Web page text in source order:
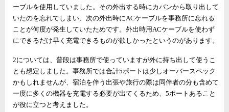
ーブルを使用していました。その外出する時にカバンから取り出して
いたのを忘れてしまい、次の外出時にACケーブルを事務所に忘れる
ことが何度が発生していたためです。外出時用ACケーブルを使わず
にできるだけ早く充電できるものが欲しかったというのがあります。
2については、普段は事務所で使っていますが外に持ち出して使うこ
とも想定しました。事務所では合計5ポートは少しオーバースペック
かもしれませんが、宿泊を伴う出張や旅行の際は同伴者の分も含めて
一度に多くの機器を充電する必要が出てくるため、5ポートあること
が役に立つと考えました。